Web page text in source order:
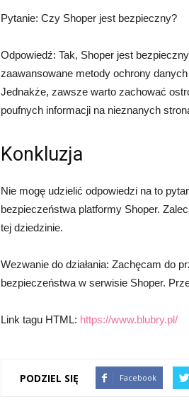
Pytanie: Czy Shoper jest bezpieczny?
Odpowiedź: Tak, Shoper jest
zaawansowane metody ochrony
Jednakże, zawsze warto zachować
poufnych informacji na nieznanych
Konkluzja
Nie mogę udzielić odpowiedzi na to
bezpieczeństwa platformy Shoper.
tej dziedzinie.
Wezwanie do działania: Zachęcam do
bezpieczeństwa w serwisie Shoper.
Link tagu HTML: https://www.blubry.pl/
PODZIEL SIĘ Facebook